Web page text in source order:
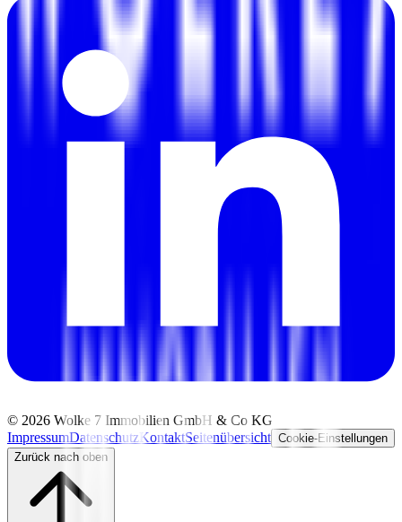
© 2026 Wolke 7 Immobilien GmbH & Co KG
ImpressumDatenschutzKontaktSeitenübersicht Cookie-Einstellungen
Zurück nach oben